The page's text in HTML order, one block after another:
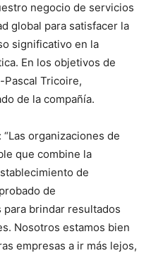
negocio de servicios
global para satisfacer la
significativo en la
En los objetivos de
Pascal Tricoire,
de la compañía.
organizaciones de
que combine la
de
de
brindar resultados
Nosotros estamos bien
empresas a ir más lejos,